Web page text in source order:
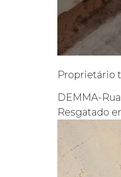
Proprietário
DEMMA-
Resgatado